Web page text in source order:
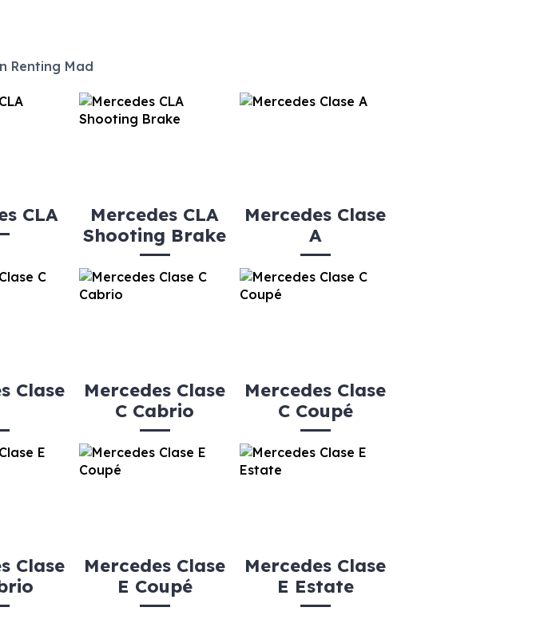
Renting Mad
CLA
Mercedes CLA
Shooting Brake
Mercedes Clase
A
Clase
Mercedes Clase
C Cabrio
Mercedes Clase
C Coupé
Clase
Mercedes Clase
E Coupé
Mercedes Clase
E Estate